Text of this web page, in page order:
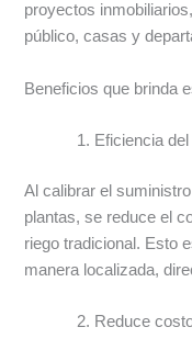
proyectos
público, casas y
Beneficios que brinda
Eficiencia
Al calibrar el
plantas, se reduce el
riego tradicional. Esto
manera localizada,
Reduce